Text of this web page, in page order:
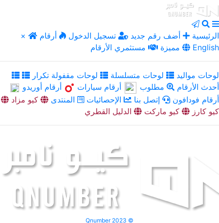
× الرئيسية أضف رقم جديد تسجيل الدخول
أرقام
مميزة
مستثمري الأرقام English
لوحات مواليد لوحات متسلسلة
لوحات مقفولة تكرار
أحدث الأرقام
مطلوب أرقام سيارات
أرقام أوريدو
أرقام فودافون
إتصل بنا الإحصائيات المنتدى
كيو مزاد
كيو كارز
كيو ماركت الدليل القطري
Qnumber 2023 ©